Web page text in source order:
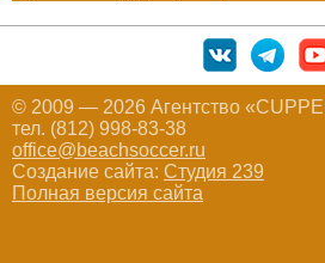
© 2009 — 2026 Агентство
тел. (812) 998-83-38
office@beachsoccer.ru
Создание сайта: Студия 239
Полная версия сайта